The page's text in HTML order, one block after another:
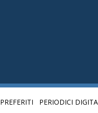
PREFERITI PERIODICI